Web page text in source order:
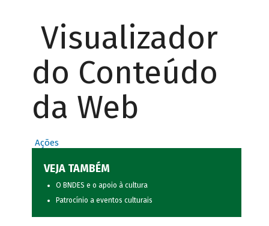
Visualizador
do Conteúdo
da Web
Ações
VEJA TAMBÉM
O BNDES e o apoio à cultura
Patrocínio a eventos culturais